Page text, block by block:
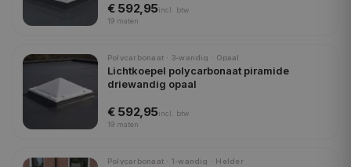
€ 592,95incl.
btw
19 maten
Polycarbonaat · 3-wandig · Opaal
Lichtkoepel polycarbonaat piramide
driewandig opaal
€ 592,95incl.
btw
19 maten
Polycarbonaat · 1-wandig · Helder